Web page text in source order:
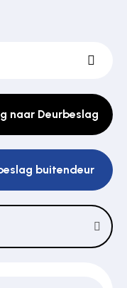
naar Deurbeslag
buitendeur